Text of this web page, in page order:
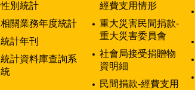
性別統計
相關業務年度統計
統計年刊
統計資料庫查詢系
統
經費支用情形
重大災害民間捐款-
重大災害委員會
社會局接受捐贈物
資明細
民間捐款-經費支用